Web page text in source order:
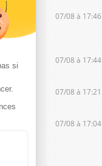
07/08 à 17:46
07/08 à 17:44
07/08 à 17:21
07/08 à 17:04